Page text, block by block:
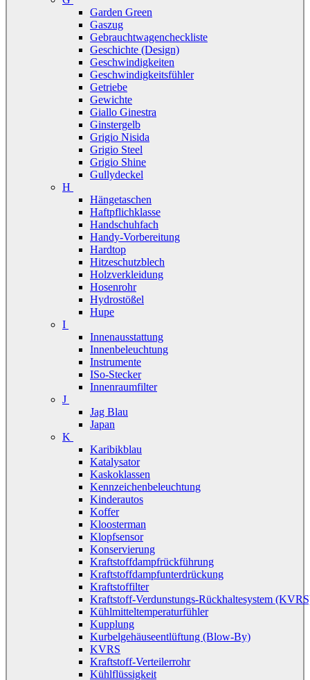
Garden Green
Gaszug
Gebrauchtwagencheckliste
Geschichte (Design)
Geschwindigkeiten
Geschwindigkeitsfühler
Getriebe
Gewichte
Giallo Ginestra
Ginstergelb
Grigio Nisida
Grigio Steel
Grigio Shine
Gullydeckel
H
Hängetaschen
Haftpflichklasse
Handschuhfach
Handy-Vorbereitung
Hardtop
Hitzeschutzblech
Holzverkleidung
Hosenrohr
Hydrostößel
Hupe
I
Innenausstattung
Innenbeleuchtung
Instrumente
ISo-Stecker
Innenraumfilter
J
Jag Blau
Japan
K
Karibikblau
Katalysator
Kaskoklassen
Kennzeichenbeleuchtung
Kinderautos
Koffer
Kloosterman
Klopfsensor
Konservierung
Kraftstoffdampfrückführung
Kraftstoffdampfunterdrückung
Kraftstoffilter
Kraftstoff-Verdunstungs-Rückhaltesystem
Kühlmitteltemperaturfühler
Kupplung
Kurbelgehäuseentlüftung (Blow-By)
KVRS
Kraftstoff-Verteilerrohr
Kühlflüssigkeit